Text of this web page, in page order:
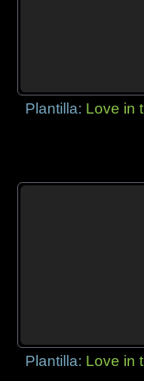
Plantilla: Love in
Plantilla: Love in